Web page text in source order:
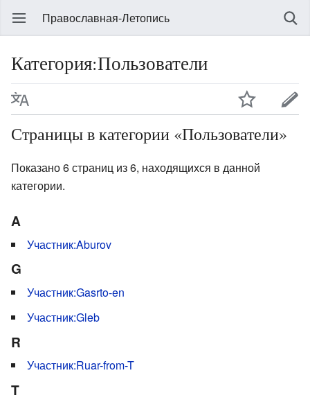
Православная-Летопись
Категория:Пользователи
Страницы в категории «Пользователи»
Показано 6 страниц из 6, находящихся в данной
категории.
A
Участник:Aburov
G
Участник:Gasrto-en
Участник:Gleb
R
Участник:Ruar-from-T
T